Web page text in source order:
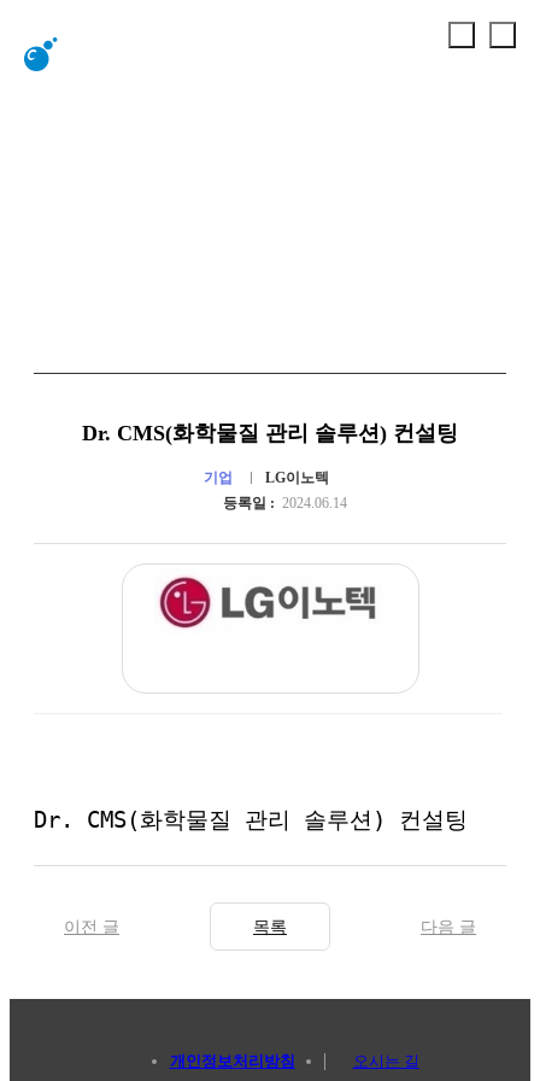
Dr. CMS(화학물질 관리 솔루션) 컨설팅
기업
LG이노텍
등록일 : 2024.06.14
Dr. CMS(화학물질 관리 솔루션) 컨설팅
이전 글 다음 글
목록
개인정보처리방침 오시는 길